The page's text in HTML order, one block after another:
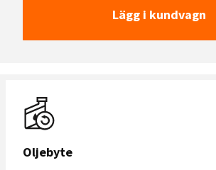
Lägg i kundvagn
Oljebyte